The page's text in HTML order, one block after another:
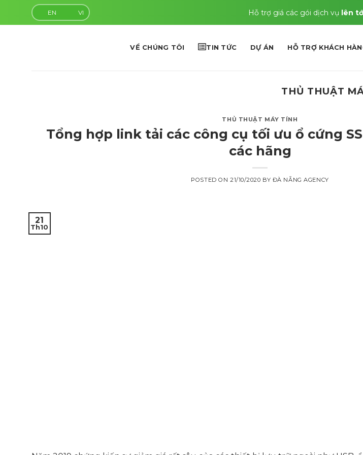
EN VI Hỗ trợ giá các gói dịch vụ lên
VỀ CHÚNG TÔI TIN TỨC DỰ ÁN HỖ TRỢ KHÁCH
THỦ THUẬT
THỦ THUẬT MÁY TÍNH
Tổng hợp link tải các công cụ tối ưu ổ cứng
các hãng
POSTED ON 21/10/2020 BY ĐÀ NẴNG AGENCY
21
Th10